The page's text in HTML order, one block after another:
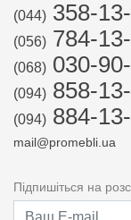
(044) 358-
(056) 784-
(068) 030-
(094) 858-
(094) 884-
mail@promebli.ua
Підпишіться на